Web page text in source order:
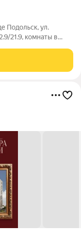
Подольск, ул.
21.9, комнаты в
лоджия